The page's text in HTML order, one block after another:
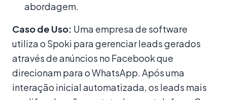
abordagem.
Caso de Uso: Uma empresa de software
utiliza o Spoki para gerenciar leads gerados
através de anúncios no Facebook que
direcionam para o WhatsApp. Após uma
interação inicial automatizada, os leads mais